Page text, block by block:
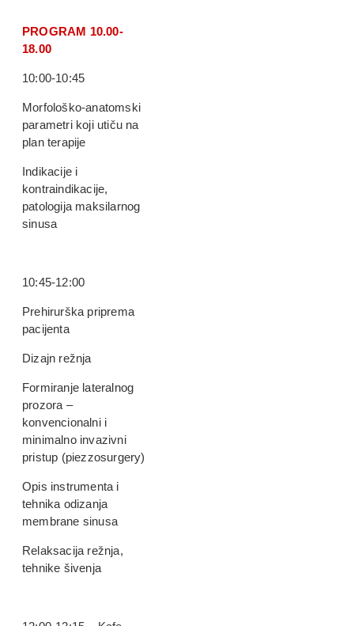
PROGRAM 10.00-
18.00
10:00-10:45
Morfološko-anatomski
parametri koji utiču na
plan terapije
Indikacije i
kontraindikacije,
patologija maksilarnog
sinusa
10:45-12:00
Prehirurška priprema
pacijenta
Dizajn režnja
Formiranje lateralnog
prozora –
konvencionalni i
minimalno invazivni
pristup (piezzosurgery)
Opis instrumenta i
tehnika odizanja
membrane sinusa
Relaksacija režnja,
tehnike šivenja